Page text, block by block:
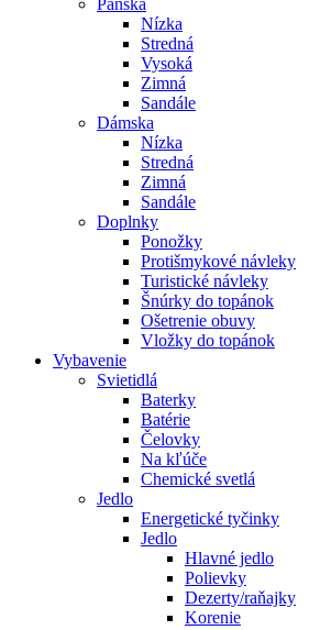
Nízka
Stredná
Vysoká
Zimná
Sandále
Dámska
Nízka
Stredná
Zimná
Sandále
Doplnky
Ponožky
Protišmykové návleky
Turistické návleky
Šnúrky do topánok
Ošetrenie obuvy
Vložky do topánok
Vybavenie
Svietidlá
Baterky
Batérie
Čelovky
Na kľúče
Chemické svetlá
Jedlo
Energetické tyčinky
Jedlo
Hlavné jedlo
Polievky
Dezerty/raňajky
Korenie